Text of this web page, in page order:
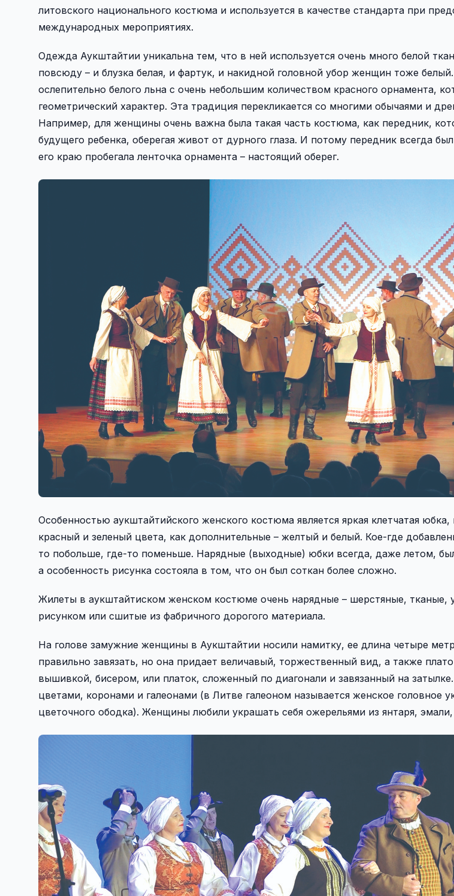
литовского национального костюма и используется в качестве стандарта при
международных мероприятиях.
Одежда Аукштайтии уникальна тем, что в ней используется очень много белой
повсюду – и блузка белая, и фартук, и накидной головной убор женщин тоже
ослепительно белого льна с очень небольшим количеством красного орнамента,
геометрический характер. Эта традиция перекликается со многими обычаями и
Например, для женщины очень важна была такая часть костюма, как передник,
будущего ребенка, оберегая живот от дурного глаза. И потому передник всегда
его краю пробегала ленточка орнамента – настоящий оберег.
Особенностью аукштайтийского женского костюма является яркая клетчатая
красный и зеленый цвета, как дополнительные – желтый и белый. Кое-­где
то побольше, где-то поменьше. Нарядные (выходные) юбки всегда, даже летом,
а особенность рисунка состояла в том, что он был соткан более сложно.
Жилеты в аукштайтиском женском костюме очень нарядные – шерстяные, тканые,
рисунком или сшитые из фабричного дорогого материала.
На голове замужние женщины в Аукштайтии носили намитку, ее длина четыре
правильно завязать, но она придает величавый, торжественный вид, а также
вышивкой, бисером, или платок, сложенный по диагонали и завязанный на
цветами, коронами и галеонами (в Литве галеоном называется женское головное
цветочного ободка). Женщины любили украшать себя ожерельями из янтаря, эмали,